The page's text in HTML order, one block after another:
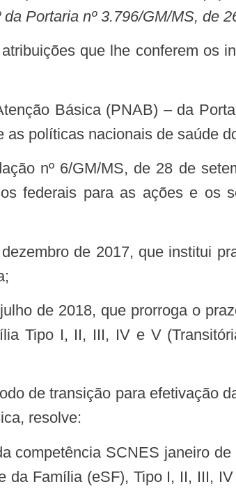
Portaria nº 3.796/GM/MS, de
políticas nacionais de saúde
federais para as ações e os
Tipo I, II, III, IV e V
resolve:
Família (eSF), Tipo I, II, III,